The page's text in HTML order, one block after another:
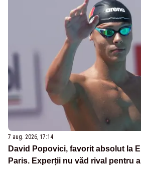
7 aug. 2026, 17:14
David Popovici, favorit absolut la
Paris. Experții nu văd rival pentru